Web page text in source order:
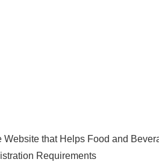
that Helps Food and
Requirements